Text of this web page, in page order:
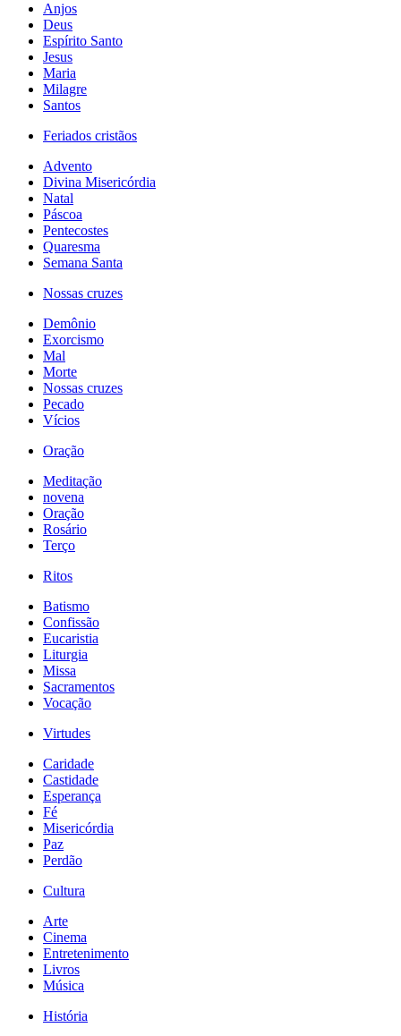
Anjos
Deus
Espírito Santo
Jesus
Maria
Milagre
Santos
Feriados cristãos
Advento
Divina Misericórdia
Natal
Páscoa
Pentecostes
Quaresma
Semana Santa
Nossas cruzes
Demônio
Exorcismo
Mal
Morte
Nossas cruzes
Pecado
Vícios
Oração
Meditação
novena
Oração
Rosário
Terço
Ritos
Batismo
Confissão
Eucaristia
Liturgia
Missa
Sacramentos
Vocação
Virtudes
Caridade
Castidade
Esperança
Fé
Misericórdia
Paz
Perdão
Cultura
Arte
Cinema
Entretenimento
Livros
Música
História